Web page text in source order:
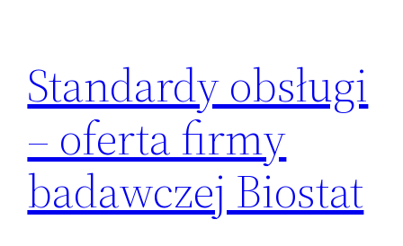
treści
Standardy obsługi
– oferta firmy
badawczej Biostat